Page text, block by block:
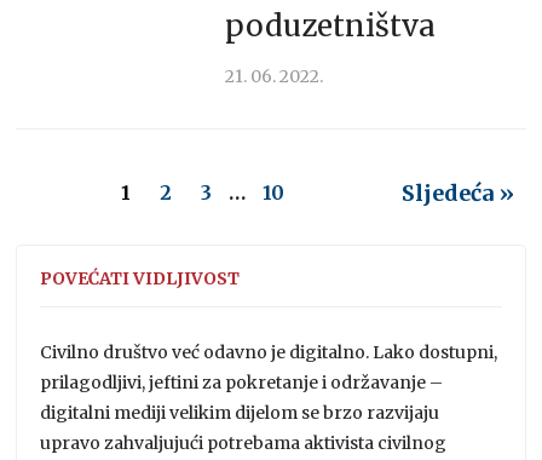
poduzetništva
21. 06. 2022.
1 2 3 … 10 Sljedeća »
POVEĆATI VIDLJIVOST
Civilno društvo već odavno je digitalno. Lako dostupni,
prilagodljivi, jeftini za pokretanje i održavanje –
digitalni mediji velikim dijelom se brzo razvijaju
upravo zahvaljujući potrebama aktivista civilnog